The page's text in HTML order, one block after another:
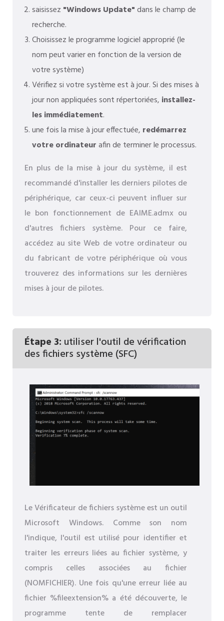
saisissez "Windows Update"dans le champ de
recherche.
Choisissez le programme logiciel approprié (le
nom peut varier en fonction de la version de
votre système)
Vérifiez si votre système est à jour. Si des mises à
jour non appliquées sont répertoriées, installez-
les immédiatement.
une fois la mise à jour effectuée, redémarrez
votre ordinateurafin de terminer le processus.
En plus de la mise à jour du système, il est
recommandé d'installer les derniers pilotes de
périphérique, car ceux-ci peuvent influer sur
le bon fonctionnement de EAIME.admx ou
d'autres fichiers système. Pour ce faire,
accédez au site Web de votre ordinateur ou
du fabricant de votre périphérique où vous
trouverez des informations sur les dernières
mises à jour de pilotes.
Étape 3: utiliser l'outil de vérification
des fichiers système (SFC)
Le Vérificateur de fichiers système est un outil
Microsoft Windows. Comme son nom
l'indique, l'outil est utilisé pour identifier et
traiter les erreurs liées au fichier système, y
compris celles associées au fichier
(NOMFICHIER). Une fois qu'une erreur liée au
fichier %fileextension% a été découverte, le
programme tente de remplacer